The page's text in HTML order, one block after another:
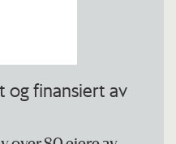
og finansiert av